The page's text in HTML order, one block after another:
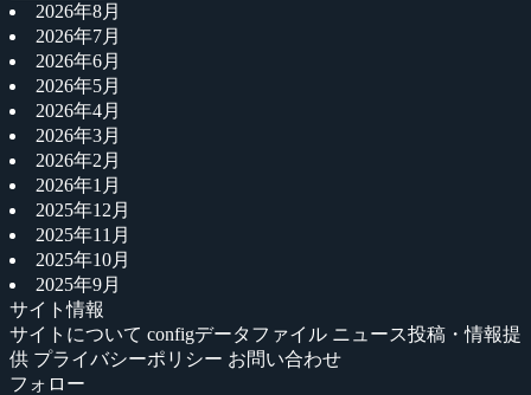
2026年8月
2026年7月
2026年6月
2026年5月
2026年4月
2026年3月
2026年2月
2026年1月
2025年12月
2025年11月
2025年10月
2025年9月
サイト情報
サイトについて configデータファイル ニュース投稿・情報提
供 プライバシーポリシー お問い合わせ
フォロー